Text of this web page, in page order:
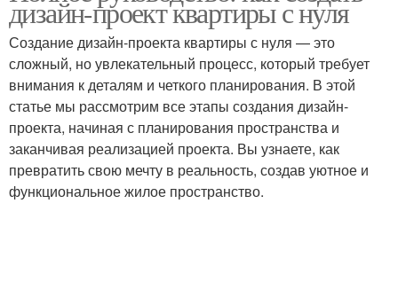
дизайн-проект квартиры с нуля
Создание дизайн-проекта квартиры с нуля — это
сложный, но увлекательный процесс, который требует
внимания к деталям и четкого планирования. В этой
статье мы рассмотрим все этапы создания дизайн-
проекта, начиная с планирования пространства и
заканчивая реализацией проекта. Вы узнаете, как
превратить свою мечту в реальность, создав уютное и
функциональное жилое пространство.